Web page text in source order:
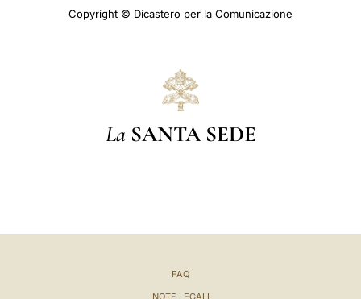
Copyright © Dicastero per la Comunicazione
La SANTA SEDE
FAQ
NOTE LEGALI